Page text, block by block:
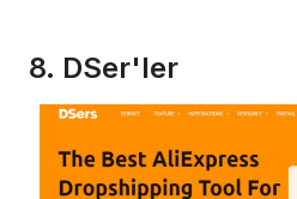
8. DSer'ler